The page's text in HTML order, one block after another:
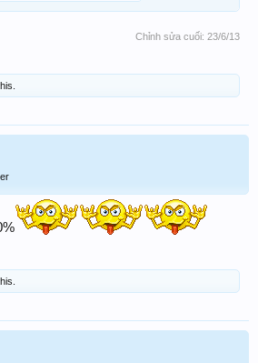
Chỉnh sửa cuối: 23/6/13